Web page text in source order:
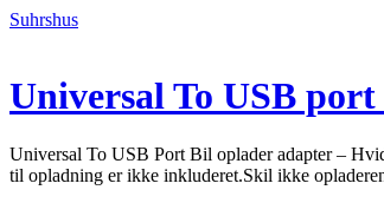
Suhrshus
Universal To USB
Universal To USB Port Bil oplader adapter –
til opladning er ikke inkluderet.Skil ikke